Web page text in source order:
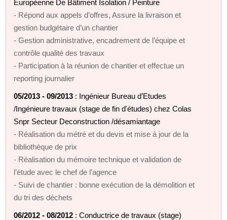
Européenne De Bâtiment Isolation / Peinture
- Répond aux appels d’offres, Assure la livraison et
gestion budgétaire d’un chantier
- Gestion administrative, encadrement de l’équipe et
contrôle qualité des travaux
- Participation à la réunion de chantier et effectue un
reporting journalier
05/2013 - 09/2013 : Ingénieur Bureau d’Etudes
/Ingénieure travaux (stage de fin d'études) chez Colas
Snpr Secteur Deconstruction /désamiantage
- Réalisation du métré et du devis et mise à jour de la
bibliothèque de prix
- Réalisation du mémoire technique et validation de
l’étude avec le chef de l’agence
- Suivi de chantier : bonne exécution de la démolition et
du tri des déchets
06/2012 - 08/2012 : Conductrice de travaux (stage)